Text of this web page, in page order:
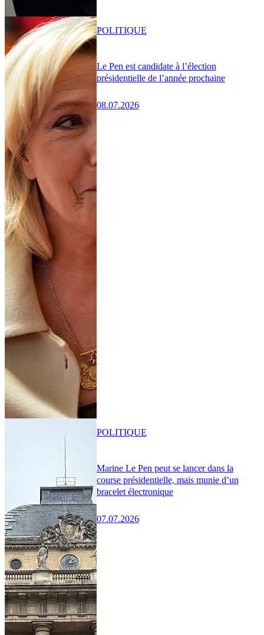
Le Pen est candidate à l’élection
présidentielle de l’année prochaine
08.07.2026
POLITIQUE
Marine Le Pen peut se lancer dans la
course présidentielle, mais munie d’un
bracelet électronique
07.07.2026
POLITIQUE